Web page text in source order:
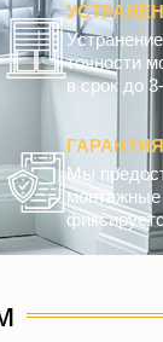
точности
в срок до
Мы
монтажные